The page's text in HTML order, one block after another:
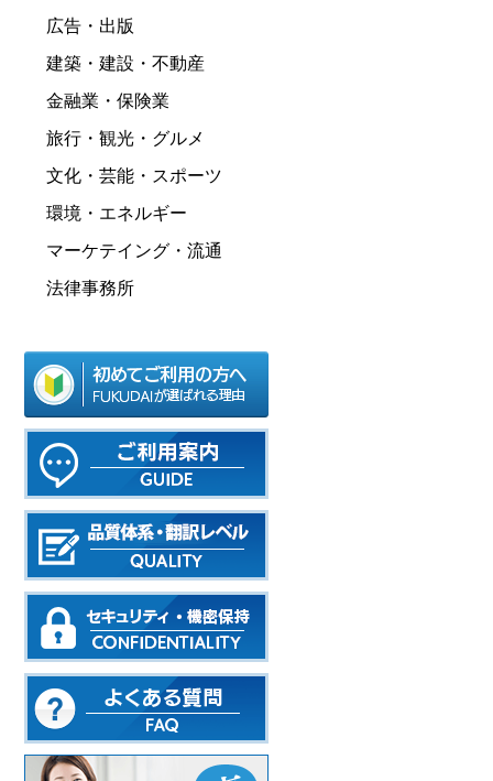
広告・出版
建築・建設・不動産
金融業・保険業
旅行・観光・グルメ
文化・芸能・スポーツ
環境・エネルギー
マーケテイング・流通
法律事務所